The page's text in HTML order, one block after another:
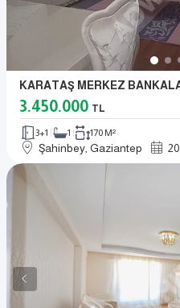
KARATAŞ MERKEZ
3.450.000 TL
3+1 1 170 M²
Şahinbey, Gaziantep